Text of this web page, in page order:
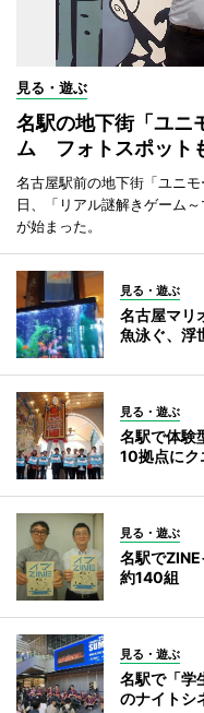
見る・遊ぶ
名駅の地下街「ユニ
ム フォトスポット
名古屋駅前の地下街「ユニ
日、「リアル謎解きゲーム
が始まった。
見る・遊ぶ
名古屋マ
魚泳ぐ、浮
見る・遊ぶ
名駅で体験
10拠点に
見る・遊ぶ
名駅で
約140組
見る・遊ぶ
名駅で「学
のナイトシ